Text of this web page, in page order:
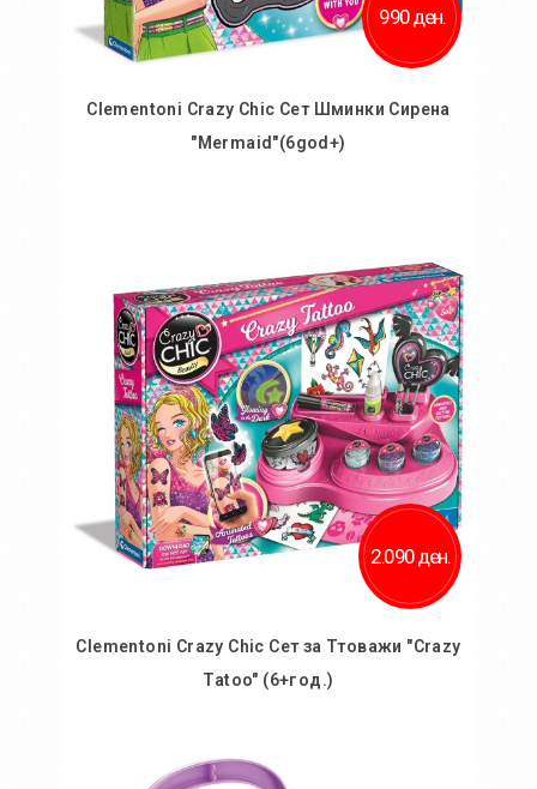
990 ден.
Clementoni Crazy Chic Сет Шминки Сирена
"Mermaid"(6god+)
Додај во желби
Додај за споредба
2.090 ден.
Clementoni Crazy Chic Сет за Ттоважи "Crazy
Tatoo" (6+год.)
Во кошничка